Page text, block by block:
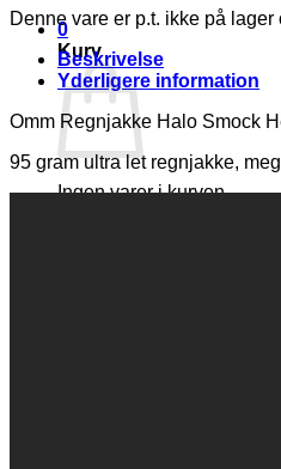
0
Kurv
Ingen varer i kurven.
Denne vare er p.t. ikke på
Beskrivelse
Yderligere information
Omm Regnjakke Halo Smock
95 gram ultra let regnjakke,